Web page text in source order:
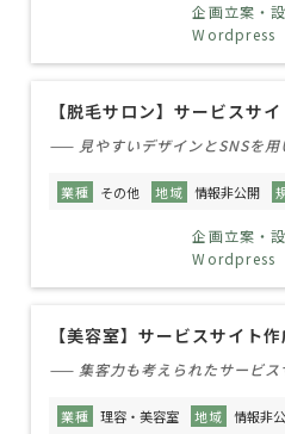
企画立案・
Wordpress
【脱毛サロン】サービスサ
—— 見やすいデザインとSNSを用
業種 その他 地域 情報非公開
企画立案・
Wordpress
【美容室】サービスサイト作
—— 集客力も考えられたサービス
業種 理容・美容室 地域 情報非